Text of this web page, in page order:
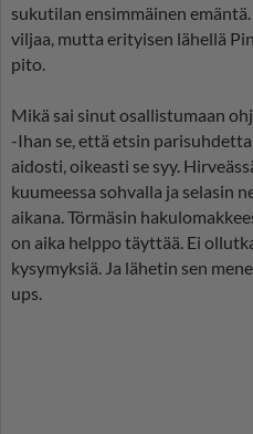
sukutilan ensimmäinen
viljaa, mutta erityisen lähellä
pito.
Mikä sai sinut osallistumaan
-Ihan se, että etsin
aidosti, oikeasti se syy.
kuumeessa sohvalla ja selasin
aikana. Törmäsin
on aika helppo täyttää. Ei
kysymyksiä. Ja lähetin sen
ups.